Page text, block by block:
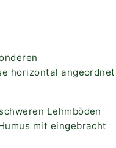
horizontal angeordnet
Lehmböden
mit eingebracht